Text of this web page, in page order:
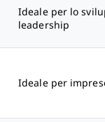
Ideale per lo
leadership
Ideale per